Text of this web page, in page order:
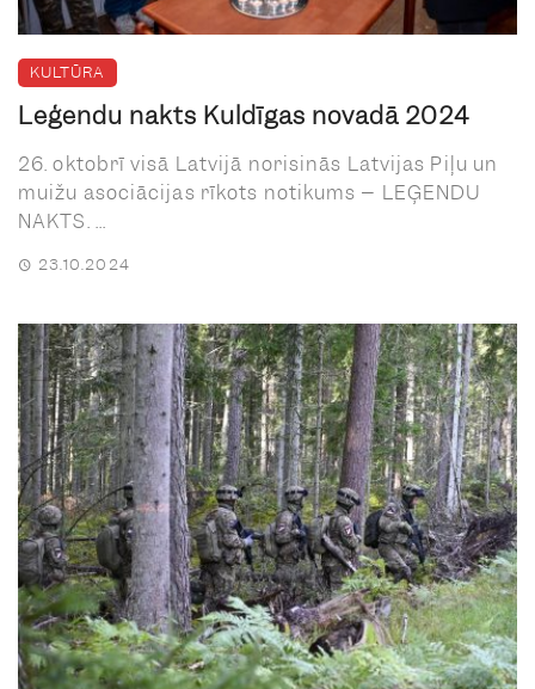
KULTŪRA
Leģendu nakts Kuldīgas novadā 2024
26. oktobrī visā Latvijā norisinās Latvijas Piļu un
muižu asociācijas rīkots notikums – LEĢENDU
NAKTS. ...
23.10.2024